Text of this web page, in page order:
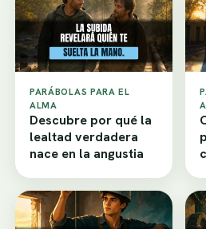
PARÁBOLAS PARA EL
ALMA
Descubre por qué la
lealtad verdadera
nace en la angustia